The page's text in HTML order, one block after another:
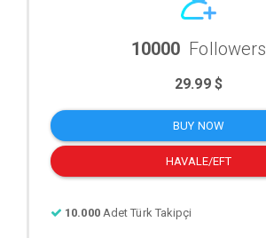
10000 Followers
29.99 $
BUY NOW
HAVALE/EFT
10.000 Adet Türk Takipçi